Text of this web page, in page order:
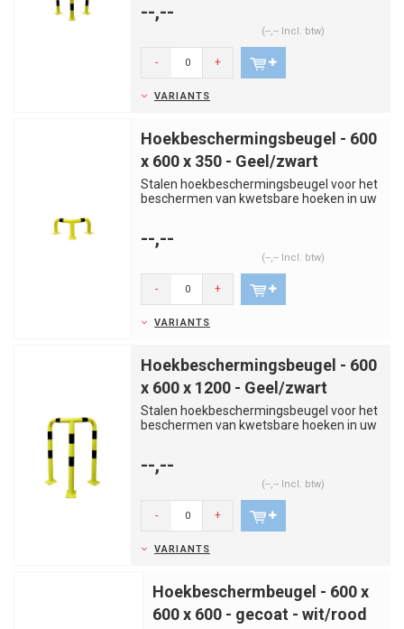
--,--
(--,-- Incl. btw)
- +
VARIANTS
Hoekbeschermingsbeugel - 600
x 600 x 350 - Geel/zwart
Stalen hoekbeschermingsbeugel voor het
beschermen van kwetsbare hoeken in uw
--,--
(--,-- Incl. btw)
- +
VARIANTS
Hoekbeschermingsbeugel - 600
x 600 x 1200 - Geel/zwart
Stalen hoekbeschermingsbeugel voor het
beschermen van kwetsbare hoeken in uw
--,--
(--,-- Incl. btw)
- +
VARIANTS
Hoekbeschermbeugel - 600 x
600 x 600 - gecoat - wit/rood